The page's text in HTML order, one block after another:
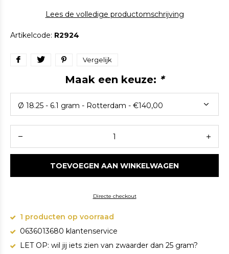
Lees de volledige productomschrijving
Artikelcode: R2924
Vergelijk
Maak een keuze: *
TOEVOEGEN AAN WINKELWAGEN
Directe checkout
1 producten op voorraad
0636013680 klantenservice
LET OP: wil jij iets zien van zwaarder dan 25 gram?